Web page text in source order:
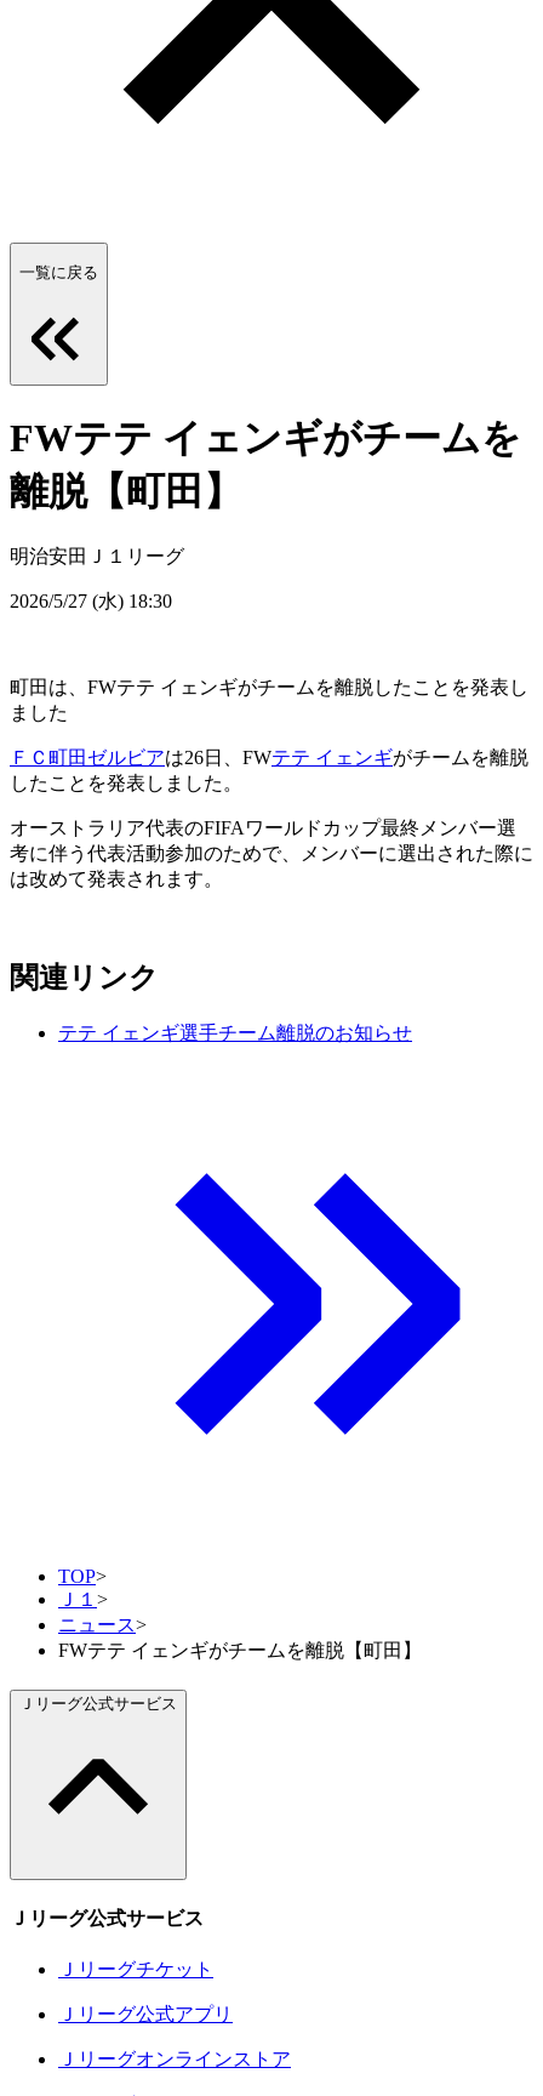
一覧に戻る
FWテテ イェンギがチームを
離脱【町田】
明治安田Ｊ１リーグ
2026/5/27 (水) 18:30
町田は、FWテテ イェンギがチームを離脱したことを発表し
ました
ＦＣ町田ゼルビアは26日、FWテテ イェンギがチームを離脱
したことを発表しました。
オーストラリア代表のFIFAワールドカップ最終メンバー選
考に伴う代表活動参加のためで、メンバーに選出された際に
は改めて発表されます。
関連リンク
テテ イェンギ選手チーム離脱のお知らせ
TOP>
Ｊ１ >
ニュース>
FWテテ イェンギがチームを離脱【町田】
Ｊリーグ公式サービス
Ｊリーグ公式サービス
Ｊリーグチケット
Ｊリーグ公式アプリ
Ｊリーグオンラインストア